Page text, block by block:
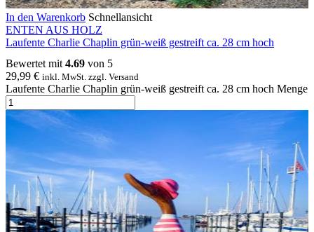
In den Warenkorb Schnellansicht
ENTEN AUS HOLZ
Laufente Charlie Chaplin grün-weiß gestreift ca. 28 cm hoch
Bewertet mit 4.69 von 5
29,99 € inkl. MwSt. zzgl. Versand
Laufente Charlie Chaplin grün-weiß gestreift ca. 28 cm hoch Menge